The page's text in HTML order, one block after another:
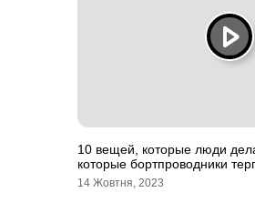
10 вещей, которые люди
которые бортпроводники
14 Жовтня, 2023